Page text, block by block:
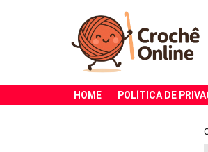
HOME POLÍTICA DE